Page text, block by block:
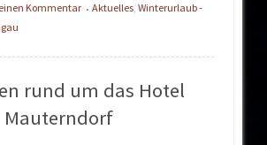
Kommentar • Aktuelles,Winterurlaub -
rund um das Hotel
Mauterndorf